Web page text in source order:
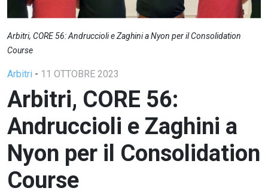
Arbitri, CORE 56: Andruccioli e Zaghini a Nyon per il Consolidation
Course
Arbitri - 11 OTTOBRE 2023
Arbitri, CORE 56:
Andruccioli e Zaghini a
Nyon per il Consolidation
Course